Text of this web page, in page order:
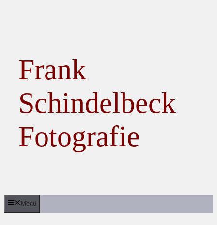
Frank
Schindelbeck
Fotografie
Menü